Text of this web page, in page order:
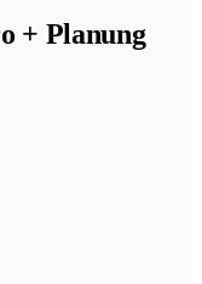
+ Planung